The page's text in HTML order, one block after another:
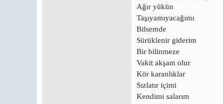
Ağır yükün
Taşıyamıyacağımı
Bilsemde
Sürüklenir giderim
Bir bilinmeze
Vakit akşam olur
Kör karanlıklar
Sızlatır içimi
Kendimi salarım